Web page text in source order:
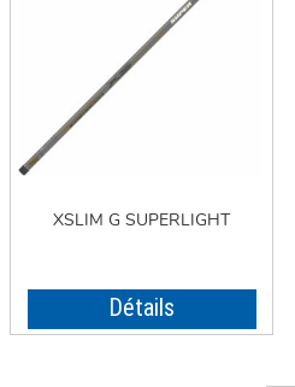
XSLIM G SUPERLIGHT
Détails